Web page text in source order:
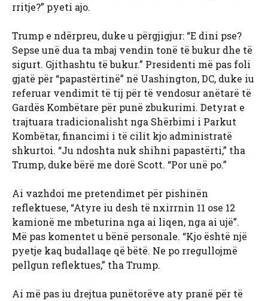
rritje?” pyeti ajo.
Trump e ndërpreu, duke u përgjigjur: “E dini pse?
Sepse unë dua ta mbaj vendin tonë të bukur dhe të
sigurt. Gjithashtu të bukur.” Presidenti më pas foli
gjatë për “papastërtinë” në Uashington, DC, duke iu
referuar vendimit të tij për të vendosur anëtarë të
Gardës Kombëtare për punë zbukurimi. Detyrat e
trajtuara tradicionalisht nga Shërbimi i Parkut
Kombëtar, financimi i të cilit kjo administratë
shkurtoi. “Ju ndoshta nuk shihni papastërti,” tha
Trump, duke bërë me dorë Scott. “Por unë po.”
Ai vazhdoi me pretendimet për pishinën
reflektuese, “Atyre iu desh të nxirrnin 11 ose 12
kamionë me mbeturina nga ai liqen, nga ai ujë”.
Më pas komentet u bënë personale. “Kjo është një
pyetje kaq budallaqe që bëtë. Ne po rregullojmë
pellgun reflektues,” tha Trump.
Ai më pas iu drejtua punëtorëve aty pranë për të